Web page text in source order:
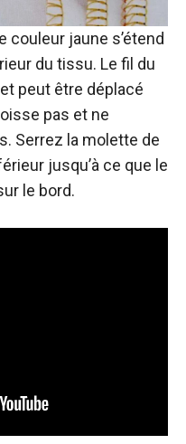
couleur jaune s’étend
du tissu. Le fil du
peut être déplacé
pas et ne
Serrez la molette de
jusqu’à ce que le
le bord.